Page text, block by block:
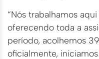
“Nós trabalhamos
oferecendo toda a
período, acolhemos
oficialmente,